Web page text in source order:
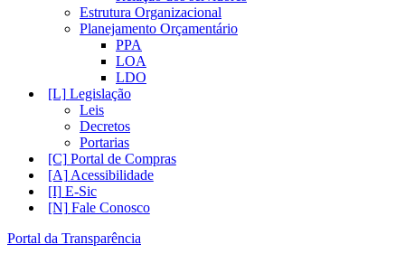
Estrutura Organizacional
Planejamento Orçamentário
PPA
LOA
LDO
Legislação
Leis
Decretos
Portarias
Portal de Compras
Acessibilidade
E-Sic
Fale Conosco
Portal da Transparência